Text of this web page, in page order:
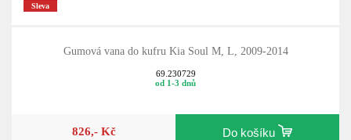
Sleva
Gumová vana do kufru Kia Soul M, L, 2009-2014
69.230729
od 1-3 dnů
826,- Kč Do košíku